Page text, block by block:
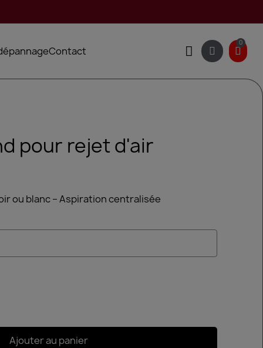
Contact
pour rejet d'air
ou blanc – Aspiration centralisée
Ajouter au panier